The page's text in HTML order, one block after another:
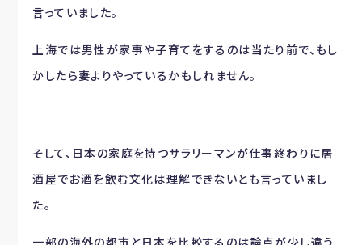
言っていました。
上海では男性が家事や子育てをするのは当たり前で、もし
かしたら妻よりやっているかもしれません。
そして、日本の家庭を持つサラリーマンが仕事終わりに居
酒屋でお酒を飲む文化は理解できないとも言っていまし
た。
一部の海外の都市と日本を比較するのは論点が少し違う